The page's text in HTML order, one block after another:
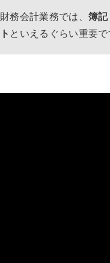
財務会計業務では、 簿記
ト といえるぐらい重要で